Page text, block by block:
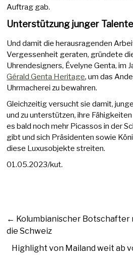
Auftrag gab.
Unterstützung junger Talente
Und damit die herausragenden
Vergessenheit geraten, gründete
Uhrendesigners, Évelyne Genta, im
Gérald Genta Heritage, um das
Uhrmacherei zu bewahren.
Gleichzeitig versucht sie damit,
und zu unterstützen, ihre
es bald noch mehr Picassos in der
gibt und sich Präsidenten sowie
diese Luxusobjekte streiten.
01.05.2023/kut.
← Kolumbianischer Botschafter
die Schweiz
Highlight von Mailand weit ab